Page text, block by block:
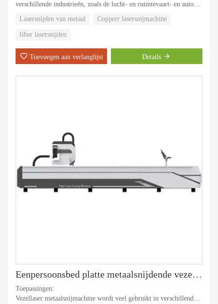
verschillende industrieën, zoals de lucht- en ruimtevaart- en auto-
keukengerei, technische machines, staal en ijzer, auto's, metalen
plaatchassis, productie van airconditioning , snijden van metalen
We kunnen elke maand 500 sets fiberlasersnijmachines produceren.
Lasersnijden van metaal Copperr lasersnijmachine
fiber lasersnijden
Toevoegen aan verlanglijst Details
Eenpersoonsbed platte metaalsnijdende vezellasersnijmachine
Toepassingen:
Vezellaser metaalsnijmachine wordt veel gebruikt in verschillende